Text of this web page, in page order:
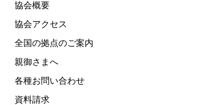
協会概要
協会アクセス
全国の拠点のご案内
親御さまへ
各種お問い合わせ
資料請求